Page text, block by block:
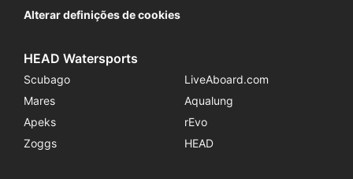
Alterar definições de cookies
HEAD Watersports
Scubago
LiveAboard.com
Mares
Aqualung
Apeks
rEvo
Zoggs
HEAD